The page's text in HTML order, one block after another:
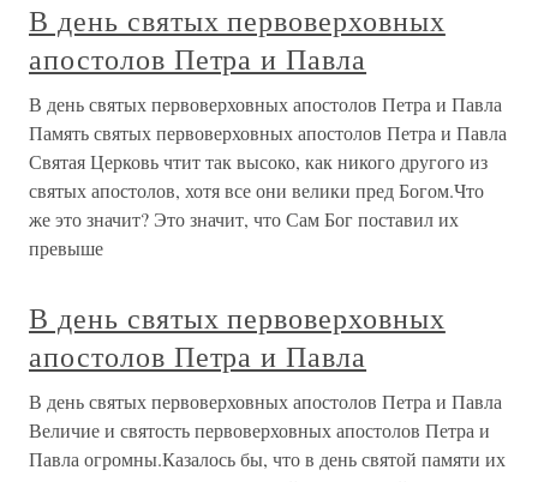
В день святых первоверховных
апостолов Петра и Павла
В день святых первоверховных апостолов Петра и Павла
Память святых первоверховных апостолов Петра и Павла
Святая Церковь чтит так высоко, как никого другого из
святых апостолов, хотя все они велики пред Богом.Что
же это значит? Это значит, что Сам Бог поставил их
превыше
В день святых первоверховных
апостолов Петра и Павла
В день святых первоверховных апостолов Петра и Павла
Величие и святость первоверховных апостолов Петра и
Павла огромны.Казалось бы, что в день святой памяти их